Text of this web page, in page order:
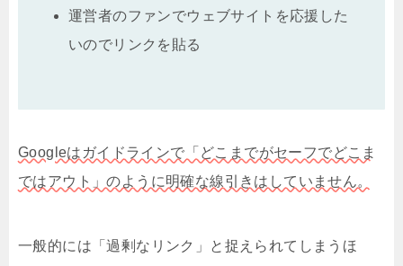
運営者のファンでウェブサイトを応援した
いのでリンクを貼る
Googleはガイドラインで「どこまでがセーフでどこま
ではアウト」のように明確な線引きはしていません。
一般的には「過剰なリンク」と捉えられてしまうほ